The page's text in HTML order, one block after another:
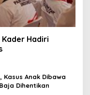
Kader Hadiri
Kasus Anak Dibawa
Dihentikan